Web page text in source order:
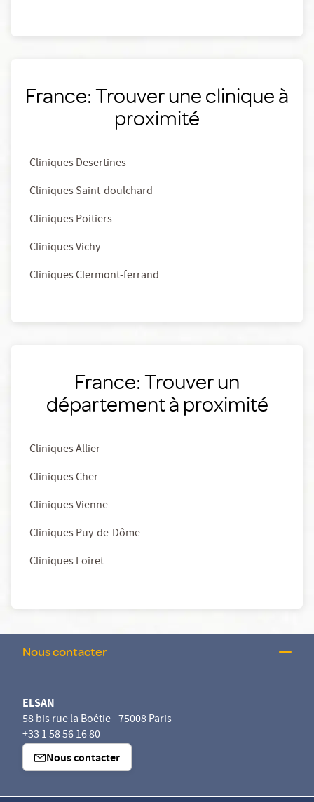
France: Trouver une clinique à
proximité
Cliniques Desertines
Cliniques Saint-doulchard
Cliniques Poitiers
Cliniques Vichy
Cliniques Clermont-ferrand
France: Trouver un
département à proximité
Cliniques Allier
Cliniques Cher
Cliniques Vienne
Cliniques Puy-de-Dôme
Cliniques Loiret
Nous contacter
ELSAN
58 bis rue la Boétie - 75008 Paris
+33 1 58 56 16 80
Nous contacter